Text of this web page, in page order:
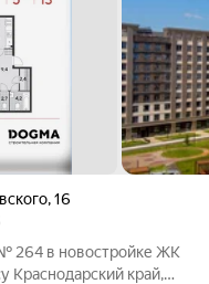
,16
264 в новостройке ЖК
Краснодарский край,